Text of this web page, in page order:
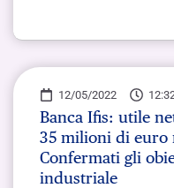
12/05/2022
Banca Ifis: utile
35 milioni di euro
Confermati gli
industriale